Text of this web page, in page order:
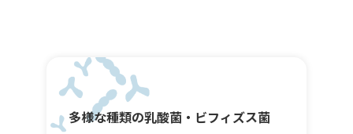
多様な種類の乳酸菌・ビフィズス菌